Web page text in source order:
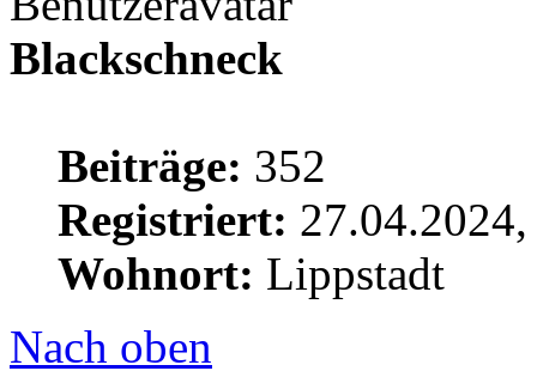
Blackschneck
Beiträge: 352
Registriert:
Wohnort: Lippstadt
Nach oben